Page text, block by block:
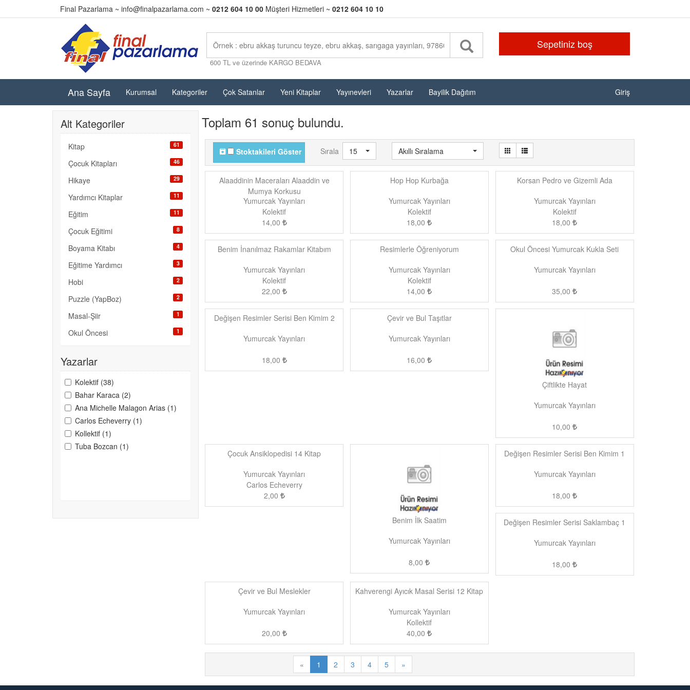
Final Pazarlama ~ info@finalpazarlama.com ~ 0212 604 10 00 Müşteri Hizmetleri ~ 0212 604 10 10
600 TL ve üzerinde KARGO BEDAVA
Sepetiniz boş
Ana Sayfa Kurumsal Kategoriler Çok Satanlar Yeni Kitaplar Yayınevleri Yazarlar Bayilik Dağıtım Giriş
Alt Kategoriler
Kitap 61
Çocuk Kitapları 46
Hikaye 29
Yardımcı Kitaplar 11
Eğitim 11
Çocuk Eğitimi 8
Boyama Kitabı 4
Eğitime Yardımcı 3
Hobi 2
Puzzle (YapBoz) 2
Masal-Şiir 1
Okul Öncesi 1
Yazarlar
Kolektif (38)
Bahar Karaca (2)
Ana Michelle Malagon Arias (1)
Carlos Echeverry (1)
Kollektif (1)
Tuba Bozcan (1)
Toplam 61 sonuç bulundu.
Stoktakileri Göster Sırala 15 Akıllı Sıralama
Alaaddinin Maceraları Alaaddin ve
Mumya Korkusu
Yumurcak Yayınları
Kolektif
14,00
Hop Hop Kurbağa
Yumurcak Yayınları
Kolektif
18,00
Korsan Pedro ve Gizemli Ada
Yumurcak Yayınları
Kolektif
18,00
Benim İnanılmaz Rakamlar Kitabım
Yumurcak Yayınları
Kolektif
22,00
Resimlerle Öğreniyorum
Yumurcak Yayınları
Kolektif
14,00
Okul Öncesi Yumurcak Kukla Seti
Yumurcak Yayınları
35,00
Değişen Resimler Serisi Ben Kimim 2
Yumurcak Yayınları
18,00
Çevir ve Bul Taşıtlar
Yumurcak Yayınları
16,00
Çiftlikte Hayat
Yumurcak Yayınları
10,00
Çocuk Ansiklopedisi 14 Kitap
Yumurcak Yayınları
Carlos Echeverry
2,00
Benim İlk Saatim
Yumurcak Yayınları
8,00
Değişen Resimler Serisi Ben Kimim 1
Yumurcak Yayınları
18,00
Değişen Resimler Serisi Saklambaç 1
Yumurcak Yayınları
18,00
Çevir ve Bul Meslekler
Yumurcak Yayınları
20,00
Kahverengi Ayıcık Masal Serisi 12 Kitap
Yumurcak Yayınları
Kollektif
40,00
« 1 2 3 4 5 »